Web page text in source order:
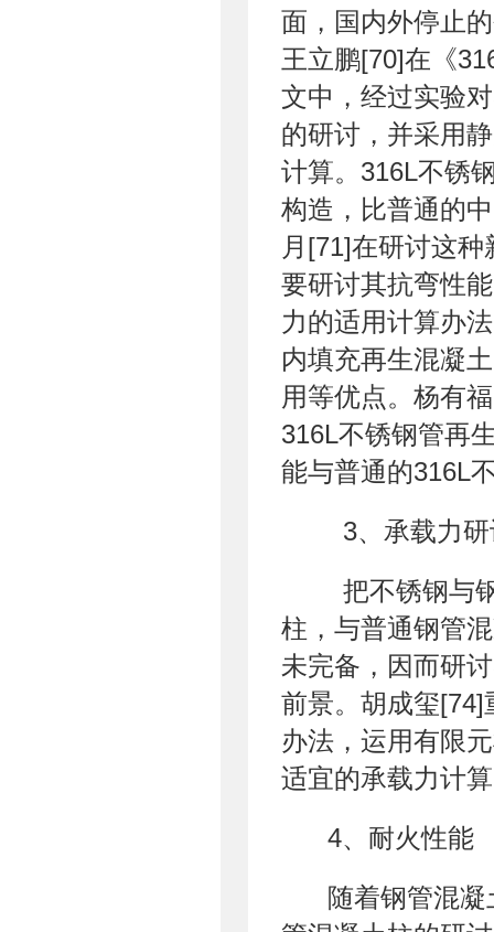
面，国内外停止
王立鹏[70]在《
文中，经过实验
的研讨，并采用
计算。316L不锈
构造，比普通的
月[71]在研讨这
要研讨其抗弯性
力的适用计算办
内填充再生混凝
用等优点。杨有
316L不锈钢管再
能与普通的316L
3、承载力研
把不锈钢与
柱，与普通钢管
未完备，因而研
前景。胡成玺[74]
办法，运用有限
适宜的承载力计
4、耐火性能
随着钢管混